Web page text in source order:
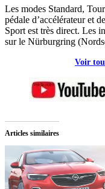
Les modes Standard,
pédale d’accélérateur et
Sport est très direct. Les
sur le Nürburgring
Voir
Articles similaires